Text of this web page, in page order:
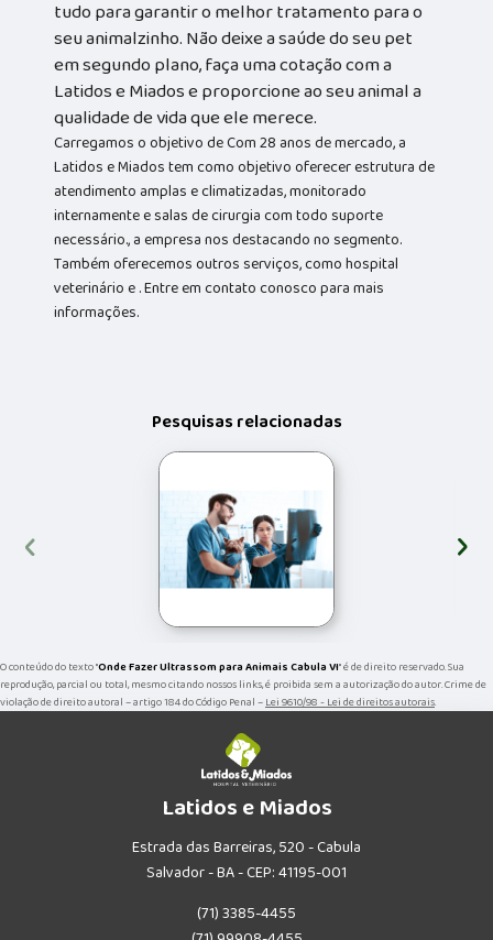
tudo para garantir o melhor tratamento para o
seu animalzinho. Não deixe a saúde do seu pet
em segundo plano, faça uma cotação com a
Latidos e Miados e proporcione ao seu animal a
qualidade de vida que ele merece.
Carregamos o objetivo de Com 28 anos de mercado, a
Latidos e Miados tem como objetivo oferecer estrutura de
atendimento amplas e climatizadas, monitorado
internamente e salas de cirurgia com todo suporte
necessário., a empresa nos destacando no segmento.
Também oferecemos outros serviços, como hospital
veterinário e . Entre em contato conosco para mais
informações.
Pesquisas relacionadas
‹ ›
O conteúdo do texto "Onde Fazer Ultrassom para Animais Cabula VI" é de direito reservado. Sua
reprodução, parcial ou total, mesmo citando nossos links, é proibida sem a autorização do autor. Crime de
violação de direito autoral – artigo 184 do Código Penal –Lei 9610/98 - Lei de direitos autorais.
Latidos e Miados
Estrada das Barreiras, 520 - Cabula
Salvador - BA - CEP: 41195-001
(71) 3385-4455